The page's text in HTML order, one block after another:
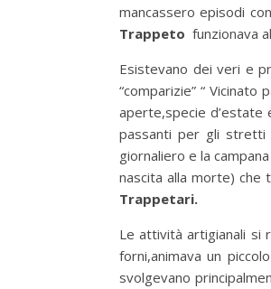
mancassero episodi
Trappeto funzionava
Esistevano dei veri e
“comparizie” “
aperte,specie d’estate
passanti per gli stretti
giornaliero e la
nascita alla morte)
Trappetari.
Le attività artigianali si
forni,animava un
svolgevano